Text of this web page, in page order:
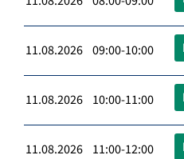
11.08.2026 09:00-10:00
11.08.2026 10:00-11:00
11.08.2026 11:00-12:00